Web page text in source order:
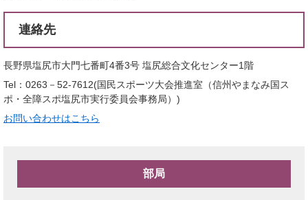
連絡先
長野県塩尻市大門七番町4番3号 塩尻総合文化センター1階
Tel：0263－52-7612 国民スポーツ大会推進室（信州やまなみ国ス
ポ・全障スポ塩尻市実行委員会事務局）
お問い合わせはこちら
部局